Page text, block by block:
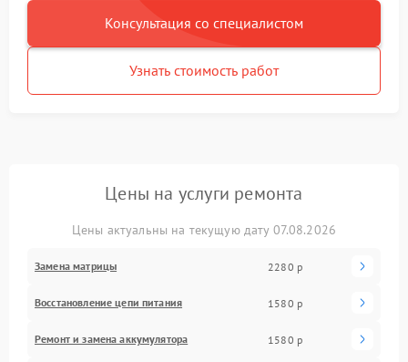
Консультация со специалистом
Узнать стоимость работ
Цены на услуги ремонта
Цены актуальны на текущую дату 07.08.2026
Замена матрицы 2280 р
Восстановление цепи питания 1580 р
Ремонт и замена аккумулятора 1580 р